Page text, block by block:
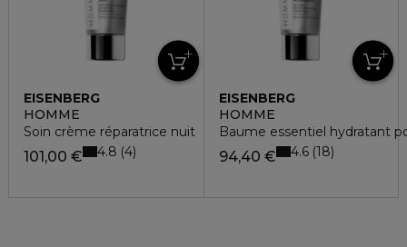
EISENBERG
HOMME
Soin crème réparatrice nuit
101,00 € 4.8 4
EISENBERG
HOMME
Baume essentiel hydratant
94,40 € 4.6 18